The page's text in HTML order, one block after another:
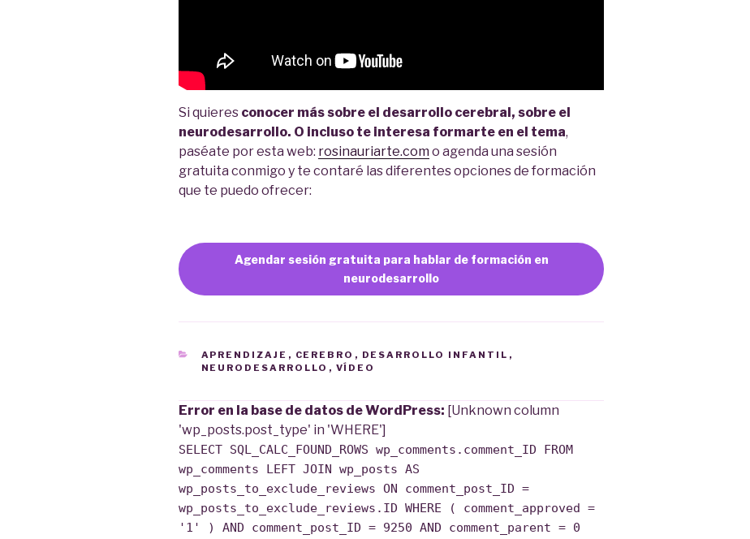
Si quieres conocer más sobre el desarrollo cerebral, sobre el
neurodesarrollo. O incluso te interesa formarte en el tema,
paséate por esta web: rosinauriarte.com o agenda una sesión
gratuita conmigo y te contaré las diferentes opciones de formación
que te puedo ofrecer:
Agendar sesión gratuita para hablar de formación en
neurodesarrollo
CATEGORÍAS
APRENDIZAJE , CEREBRO , DESARROLLO INFANTIL ,
NEURODESARROLLO , VÍDEO
Error en la base de datos de WordPress: [Unknown column
'wp_posts.post_type' in 'WHERE']
SELECT SQL_CALC_FOUND_ROWS wp_comments.comment_ID FROM
wp_comments LEFT JOIN wp_posts AS
wp_posts_to_exclude_reviews ON comment_post_ID =
wp_posts_to_exclude_reviews.ID WHERE ( comment_approved =
'1' ) AND comment_post_ID = 9250 AND comment_parent = 0